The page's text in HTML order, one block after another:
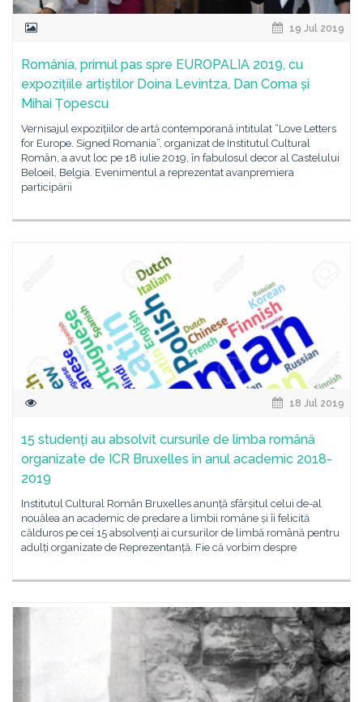
19 Jul 2019
România, primul pas spre EUROPALIA 2019, cu
expozițiile artiștilor Doina Levintza, Dan Coma și
Mihai Țopescu
Vernisajul expozițiilor de artă contemporană intitulat “Love Letters
for Europe. Signed Romania”, organizat de Institutul Cultural
Român, a avut loc pe 18 iulie 2019, în fabulosul decor al Castelului
Beloeil, Belgia. Evenimentul a reprezentat avanpremiera
participării
18 Jul 2019
15 studenți au absolvit cursurile de limba română
organizate de ICR Bruxelles în anul academic 2018-
2019
Institutul Cultural Român Bruxelles anunță sfârșitul celui de-al
nouălea an academic de predare a limbii române și îi felicită
călduros pe cei 15 absolvenți ai cursurilor de limbă română pentru
adulți organizate de Reprezentanță. Fie că vorbim despre